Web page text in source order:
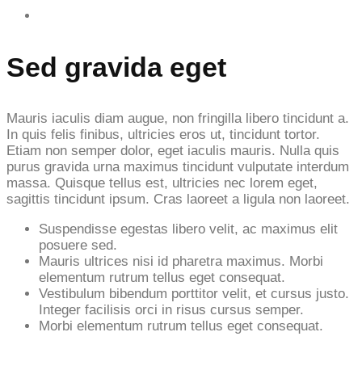
Sed gravida eget
Mauris iaculis diam augue, non fringilla libero tincidunt a.
In quis felis finibus, ultricies eros ut, tincidunt tortor.
Etiam non semper dolor, eget iaculis mauris. Nulla quis
purus gravida urna maximus tincidunt vulputate interdum
massa. Quisque tellus est, ultricies nec lorem eget,
sagittis tincidunt ipsum. Cras laoreet a ligula non laoreet.
Suspendisse egestas libero velit, ac maximus elit
posuere sed.
Mauris ultrices nisi id pharetra maximus. Morbi
elementum rutrum tellus eget consequat.
Vestibulum bibendum porttitor velit, et cursus justo.
Integer facilisis orci in risus cursus semper.
Morbi elementum rutrum tellus eget consequat.